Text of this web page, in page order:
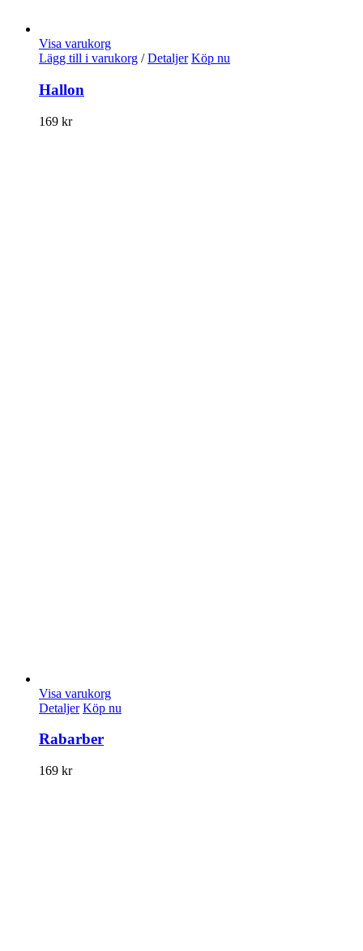
Visa varukorg
Lägg till i varukorg / Detaljer Köp nu
Hallon
169 kr
Visa varukorg
Detaljer Köp nu
Rabarber
169 kr